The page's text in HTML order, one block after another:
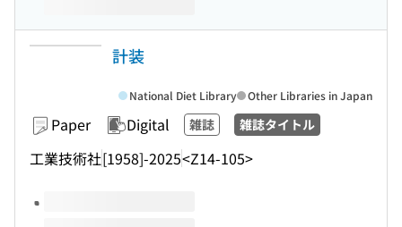
計装
Paper Digital 雑誌 雑誌タイトル
工業技術社[1958]-2025<Z14-105>
National Diet Library Other Libraries in Japan
Volumes of this title